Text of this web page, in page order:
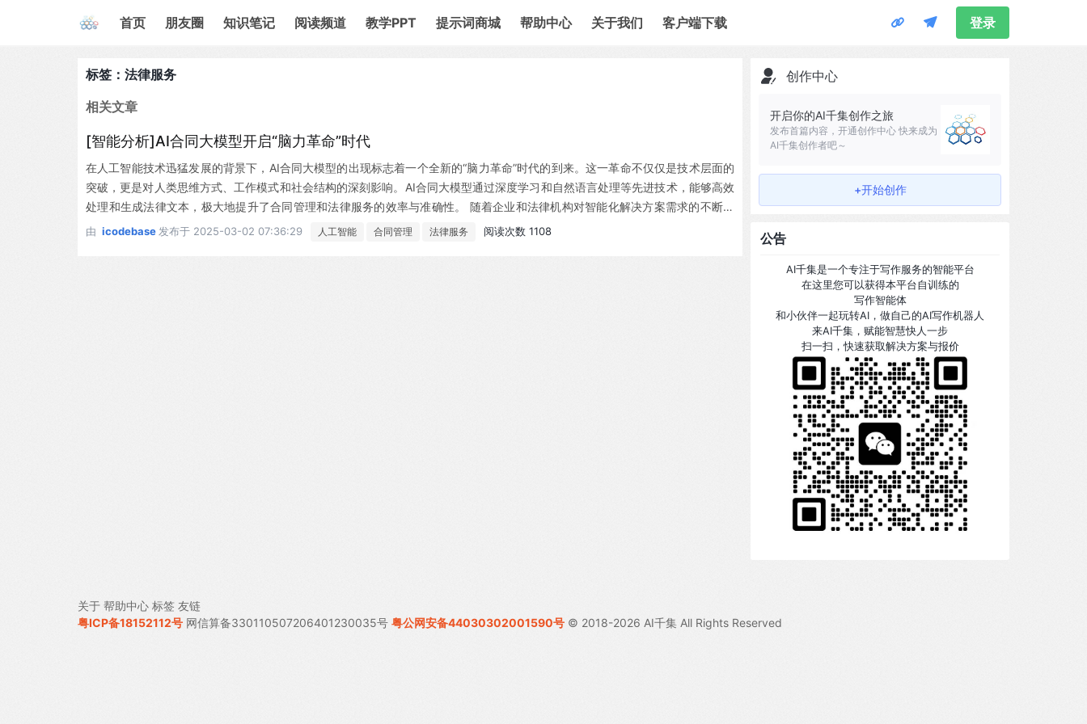
首页 朋友圈 知识笔记 阅读频道 教学PPT 提示词商城 帮助中心 关于我们 客户端下载 登录
标签：法律服务
相关文章
[智能分析]AI合同大模型开启“脑力革命”时代
在人工智能技术迅猛发展的背景下，AI合同大模型的出现标志着一个全新的“脑力革命”时代的到来。这一革命不仅仅是技术层面的
突破，更是对人类思维方式、工作模式和社会结构的深刻影响。AI合同大模型通过深度学习和自然语言处理等先进技术，能够高效
处理和生成法律文本，极大地提升了合同管理和法律服务的效率与准确性。 随着企业和法律机构对智能化解决方案需求的不断增
加，AI合同大模型的应用范围也在不断扩大。从合同审核、风险评估到条款优化，这些模型不仅能够减少人工操作的错误，还能在
由 icodebase 发布于 2025-03-02 07:36:29 人工智能 合同管理 法律服务 阅读次数 1108
创作中心
开启你的AI千集创作之旅
发布首篇内容，开通创作中心 快来成为
AI千集创作者吧～
+开始创作
公告
AI千集是一个专注于写作服务的智能平台
在这里您可以获得本平台自训练的
写作智能体
和小伙伴一起玩转AI，做自己的AI写作机器人
来AI千集，赋能智慧快人一步
扫一扫，快速获取解决方案与报价
关于 帮助中心 标签 友链
粤ICP备18152112号 网信算备330110507206401230035号 粤公网安备44030302001590号 © 2018-2026 AI千集 All Rights Reserved